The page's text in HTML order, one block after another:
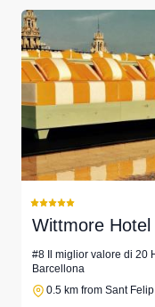
Wittmore
#8 Il miglior valore di 20
Barcellona
0.5 km from Sant